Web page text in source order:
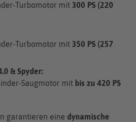
Turbomotor mit 300 PS (220
Turbomotor mit 350 PS (257
& Spyder:
Saugmotor mit bis zu 420 PS
garantieren eine dynamische